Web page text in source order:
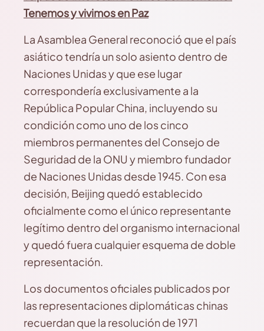
Tenemos y vivimos en Paz
La Asamblea General reconoció que el país
asiático tendría un solo asiento dentro de
Naciones Unidas y que ese lugar
correspondería exclusivamente a la
República Popular China, incluyendo su
condición como uno de los cinco
miembros permanentes del Consejo de
Seguridad de la ONU y miembro fundador
de Naciones Unidas desde 1945. Con esa
decisión, Beijing quedó establecido
oficialmente como el único representante
legítimo dentro del organismo internacional
y quedó fuera cualquier esquema de doble
representación.
Los documentos oficiales publicados por
las representaciones diplomáticas chinas
recuerdan que la resolución de 1971